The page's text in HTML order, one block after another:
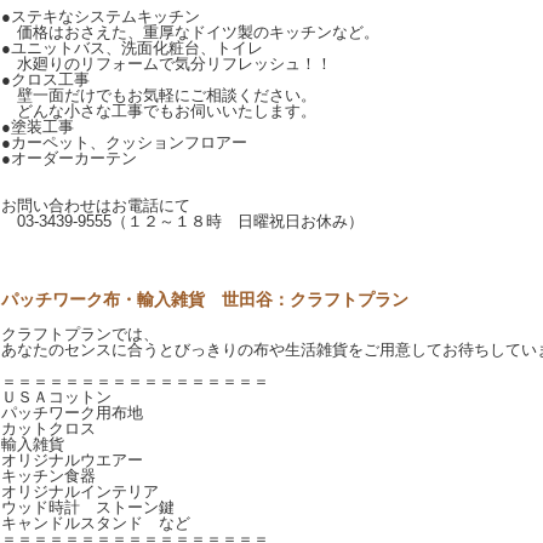
●ステキなシステムキッチン
価格はおさえた、重厚なドイツ製のキッチンなど。
●ユニットバス、洗面化粧台、トイレ
水廻りのリフォームで気分リフレッシュ！！
●クロス工事
壁一面だけでもお気軽にご相談ください。
どんな小さな工事でもお伺いいたします。
●塗装工事
●カーペット、クッションフロアー
●オーダーカーテン
お問い合わせはお電話にて
03-3439-9555（１２～１８時 日曜祝日お休み）
パッチワーク布・輸入雑貨 世田谷：クラフトプラン
クラフトプランでは、
あなたのセンスに合うとびっきりの布や生活雑貨をご用意してお待ちしてい
＝＝＝＝＝＝＝＝＝＝＝＝＝＝＝＝＝
ＵＳＡコットン
パッチワーク用布地
カットクロス
輸入雑貨
オリジナルウエアー
キッチン食器
オリジナルインテリア
ウッド時計 ストーン鍵
キャンドルスタンド など
＝＝＝＝＝＝＝＝＝＝＝＝＝＝＝＝＝